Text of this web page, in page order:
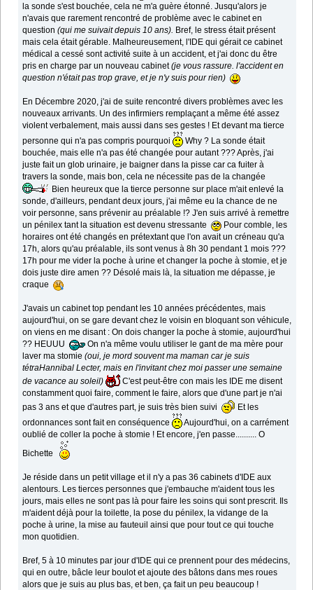
la sonde s'est bouchée, cela ne m'a guère étonné. Jusqu'alors je
n'avais que rarement rencontré de problème avec le cabinet en
question(qui me suivait depuis 10 ans). Bref, le stress était présent
mais cela était gérable. Malheureusement, l'IDE qui gérait ce cabinet
médical a cessé sont activité suite à un accident, et j'ai donc du être
pris en charge par un nouveau cabinet(je vous rassure. l'accident en
question n'était pas trop grave, et je n'y suis pour rien)
En Décembre 2020, j'ai de suite rencontré divers problèmes avec les
nouveaux arrivants. Un des infirmiers remplaçant a même été assez
violent verbalement, mais aussi dans ses gestes ! Et devant ma tierce
personne qui n'a pas compris pourquoi
Why ? La sonde était
bouchée, mais elle n'a pas été changée pour autant ??? Après, j'ai
juste fait un glob urinaire, je baigner dans la pisse car ca fuiter à
travers la sonde, mais bon, cela ne nécessite pas de la changée
Bien heureux que la tierce personne sur place m'ait enlevé la
sonde, d'ailleurs, pendant deux jours, j'ai même eu la chance de ne
voir personne, sans prévenir au préalable !? J'en suis arrivé à remettre
un pénilex tant la situation est devenu stressante
Pour comble, les
horaires ont été changés en prétextant que l'on avait un créneau qu'a
17h, alors qu'au préalable, ils sont venus à 8h 30 pendant 1 mois ???
17h pour me vider la poche à urine et changer la poche à stomie, et je
dois juste dire amen ?? Désolé mais là, la situation me dépasse, je
craque
J'avais un cabinet top pendant les 10 années précédentes, mais
aujourd'hui, on se gare devant chez le voisin en bloquant son véhicule,
on viens en me disant : On dois changer la poche à stomie, aujourd'hui
?? HEUUU
On n'a même voulu utiliser le gant de ma mère pour
laver ma stomie(oui, je mord souvent ma maman car je suis
tétraHannibal Lecter, mais en l'invitant chez moi passer une semaine
de vacance au soleil)
C'est peut-être con mais les IDE me disent
constamment quoi faire, comment le faire, alors que d'une part je n'ai
pas 3 ans et que d'autres part, je suis très bien suivi
Et les
ordonnances sont fait en conséquence
Aujourd'hui, on a carrément
oublié de coller la poche à stomie ! Et encore, j'en passe.......... O
Bichette
Je réside dans un petit village et il n'y a pas 36 cabinets d'IDE aux
alentours. Les tierces personnes que j'embauche m'aident tous les
jours, mais elles ne sont pas là pour faire les soins qui sont prescrit. Ils
m'aident déjà pour la toilette, la pose du pénilex, la vidange de la
poche à urine, la mise au fauteuil ainsi que pour tout ce qui touche
mon quotidien.
Bref, 5 à 10 minutes par jour d'IDE qui ce prennent pour des médecins,
qui en outre, bâcle leur boulot et ajoute des bâtons dans mes roues
alors que je suis au plus bas, et ben, ça fait un peu beaucoup !